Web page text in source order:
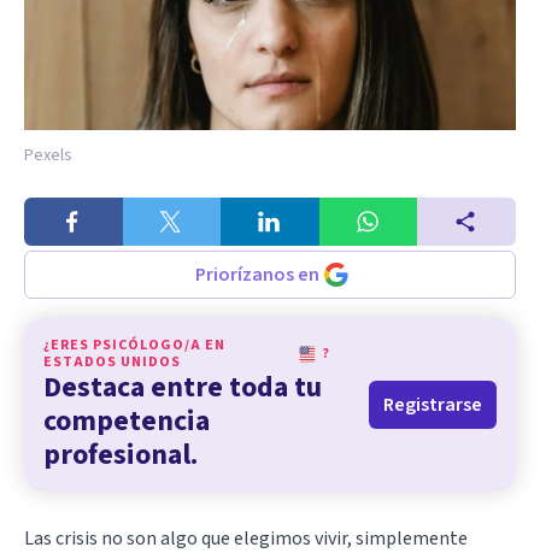
Pexels
Priorízanos en
¿ERES PSICÓLOGO/A EN
ESTADOS UNIDOS
?
Destaca entre toda tu
competencia
profesional.
Registrarse
Las crisis no son algo que elegimos vivir, simplemente